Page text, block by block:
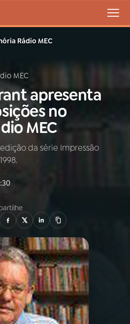
Buscar
AO VIVO
Rádio MEC
MEC
apresenta
no
MEC
da série Impressão